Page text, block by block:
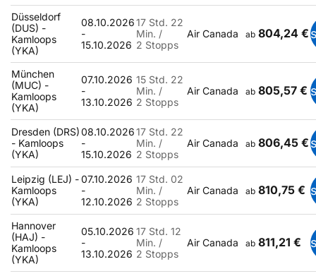
Düsseldorf
(DUS) -
Kamloops
(YKA)
08.10.2026
-
15.10.2026
17 Std. 22
Min. /
2 Stopps
Air Canada ab 804,24 €
München
(MUC) -
Kamloops
(YKA)
07.10.2026
-
13.10.2026
15 Std. 22
Min. /
2 Stopps
Air Canada ab 805,57 €
Dresden (DRS)
- Kamloops
(YKA)
08.10.2026
-
15.10.2026
17 Std. 22
Min. /
2 Stopps
Air Canada ab 806,45 €
Leipzig (LEJ) -
Kamloops
(YKA)
07.10.2026
-
12.10.2026
17 Std. 02
Min. /
2 Stopps
Air Canada ab 810,75 €
Hannover
(HAJ) -
Kamloops
(YKA)
05.10.2026
-
13.10.2026
17 Std. 12
Min. /
2 Stopps
Air Canada ab 811,21 €